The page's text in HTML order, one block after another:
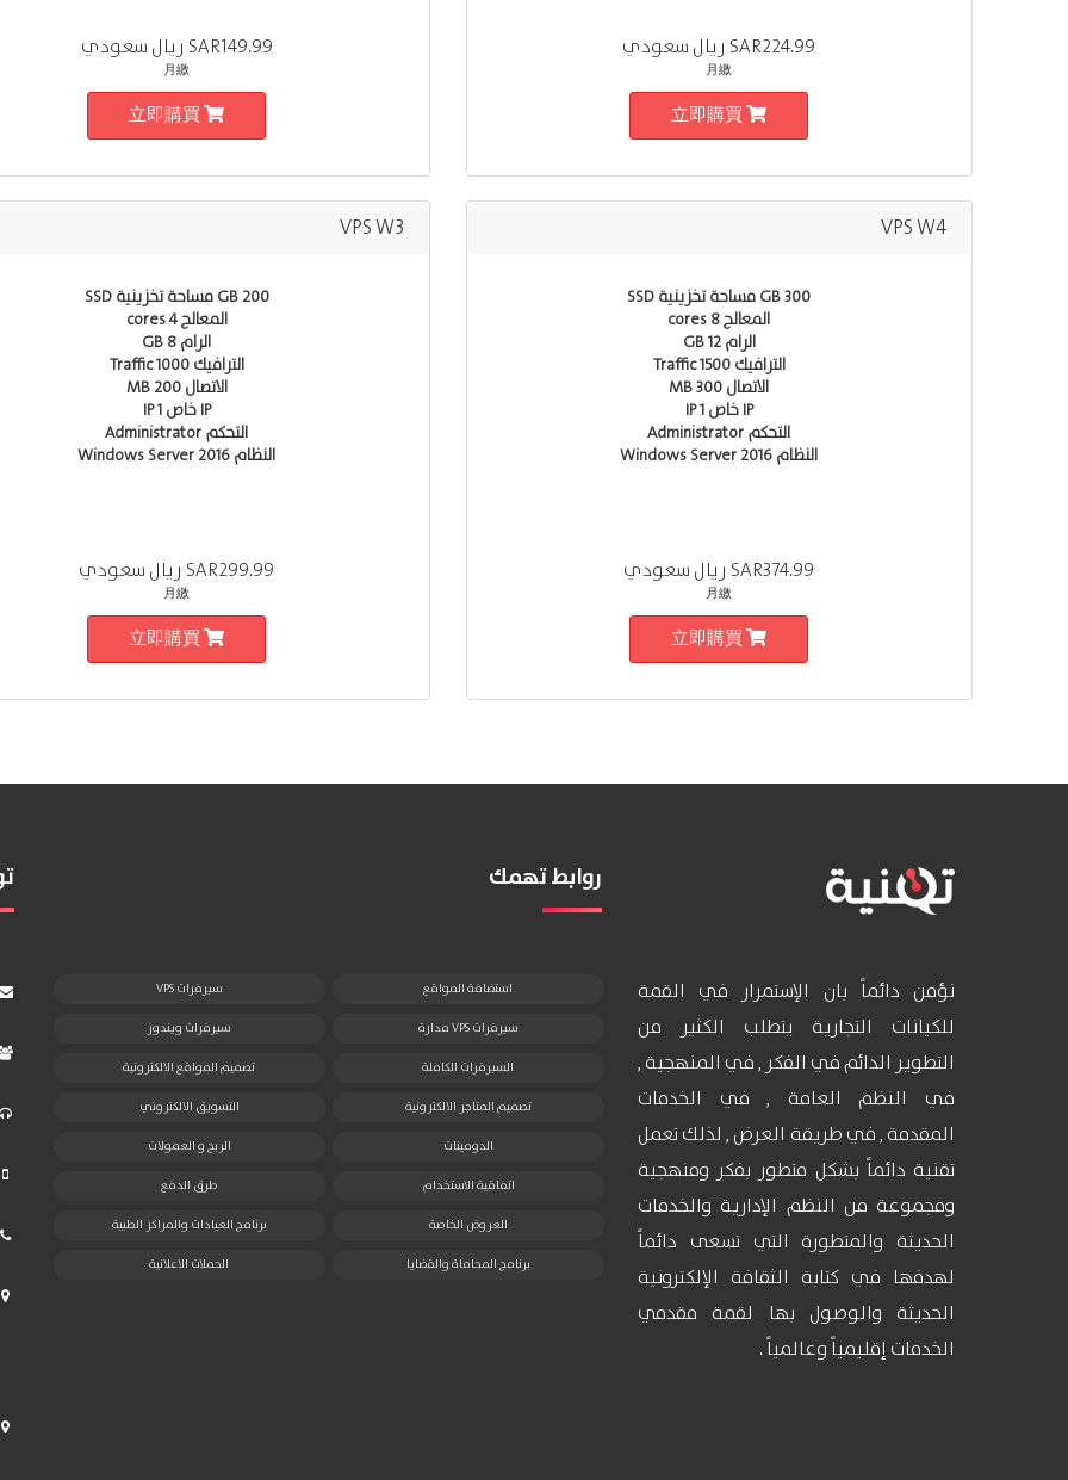
SAR149.99 ريال سعودي
月繳
立即購買
SAR224.99 ريال سعودي
月繳
立即購買
VPS W3
200 GB مساحة تخزينية SSD
المعالج 4 cores
الرام 8 GB
الترافيك Traffic 1000
الاتصال 200 MB
IP خاص 1 IP
التحكم Administrator
النظام Windows Server 2016
SAR299.99 ريال سعودي
月繳
立即購買
VPS W4
300 GB مساحة تخزينية SSD
المعالج 8 cores
الرام 12 GB
الترافيك Traffic 1500
الاتصال 300 MB
IP خاص 1 IP
التحكم Administrator
النظام Windows Server 2016
SAR374.99 ريال سعودي
月繳
立即購買
نؤمن دائماً بان الإستمرار في القمة
للكيانات التجارية يتطلب الكثير من
التطوير الدائم في الفكر , في المنهجية ,
في النظم العامة , في الخدمات
المقدمة , في طريقة العرض , لذلك تعمل
تقنية دائماً بشكل متطور بفكر ومنهجية
ومجموعة من النظم الإدارية والخدمات
الحديثة والمتطورة التي تسعى دائماً
لهدفها في كتابة الثقافة الإلكترونية
الحديثة والوصول بها لقمة مقدمي
الخدمات إقليمياً وعالمياً .
روابط تهمك
استضافة المواقع سيرفرات VPS
سيرفرات VPS مدارة سيرفرات ويندوز
السيرفرات الكاملة تصميم المواقع الالكترونية
تصميم المتاجر الالكترونية التسويق الالكتروني
الدومينات الربح و العمولات
اتفاقية الاستخدام طرق الدفع
العروض الخاصة برنامج العيادات والمراكز الطبية
برنامج المحاماة والقضايا الحملات الاعلانية